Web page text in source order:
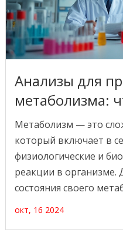
внимательного
лечению.
Анализы для
метаболизма:
знать
Метаболизм — это
который включает в
физиологические и
реакции в организме.
состояния своего
окт, 16 2024